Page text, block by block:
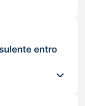
entro